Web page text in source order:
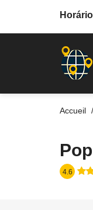
Accueil
4.6
Horário